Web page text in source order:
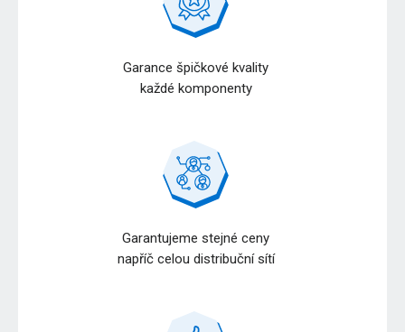
Garance špičkové kvality
každé komponenty
Garantujeme stejné ceny
napříč celou distribuční sítí